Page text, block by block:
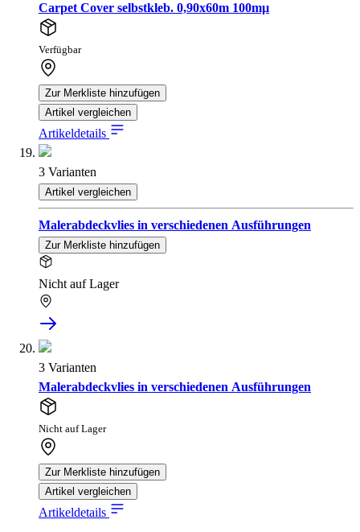
Carpet Cover selbstkleb. 0,90x60m 100mµ
Verfügbar
Zur Merkliste hinzufügen
Artikel vergleichen
Artikeldetails
3 Varianten
Artikel vergleichen
Malerabdeckvlies in verschiedenen Ausführungen
Zur Merkliste hinzufügen
Nicht auf Lager
3 Varianten
Malerabdeckvlies in verschiedenen Ausführungen
Nicht auf Lager
Zur Merkliste hinzufügen
Artikel vergleichen
Artikeldetails